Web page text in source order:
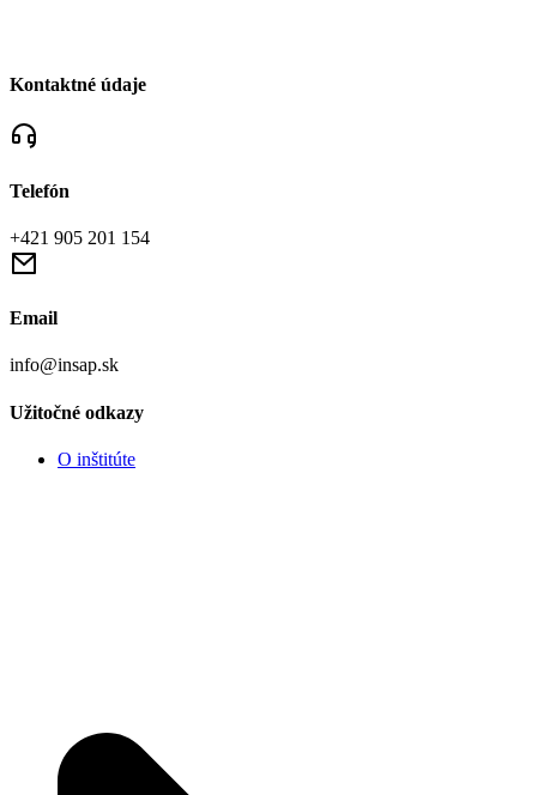
Kontaktné údaje
Telefón
+421 905 201 154
Email
info@insap.sk
Užitočné odkazy
O inštitúte